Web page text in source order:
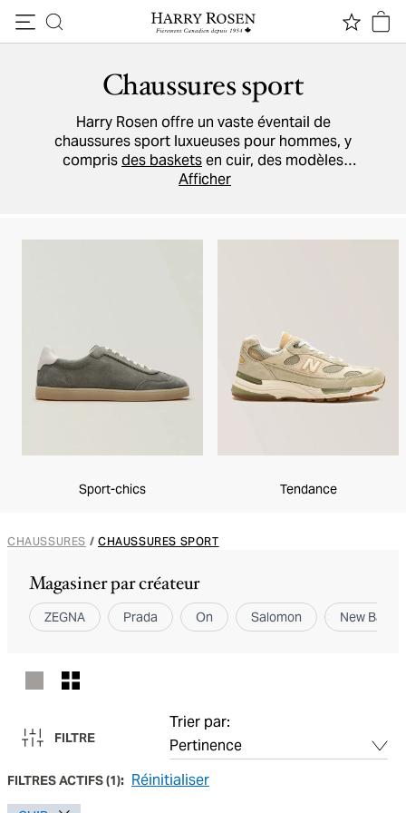
Chaussures sport
Harry Rosen offre un vaste éventail de
chaussures sport luxueuses pour hommes, y
comprisdes basketsen cuir, des modèles
athlétiques, à tige basse ou montante. Nos
procurent autant de style que de confort.
Afficher
Sport-chics Tendance
CHAUSSURES / CHAUSSURES SPORT
Magasiner par créateur
ZEGNA Prada On Salomon New
FILTRE
Trier par:
FILTRES ACTIFS(1): Réinitialiser